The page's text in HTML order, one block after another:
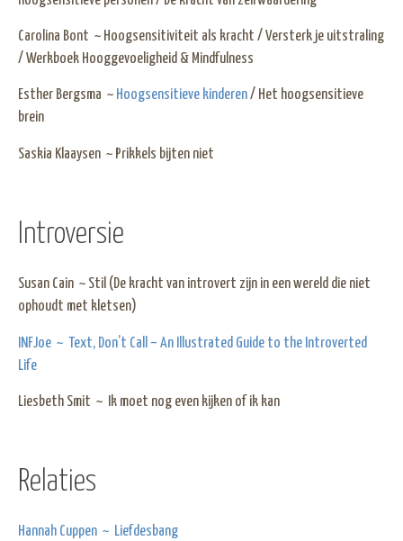
Carolina Bont ~ Hoogsensitiviteit als kracht / Versterk je uitstraling
/ Werkboek Hooggevoeligheid & Mindfulness
Esther Bergsma ~ Hoogsensitieve kinderen/ Het hoogsensitieve
brein
Saskia Klaaysen ~ Prikkels bijten niet
Introversie
Susan Cain ~ Stil (De kracht van introvert zijn in een wereld die niet
ophoudt met kletsen)
INFJoe ~ Text, Don’t Call – An Illustrated Guide to the Introverted
Life
Liesbeth Smit ~ Ik moet nog even kijken of ik kan
Relaties
Hannah Cuppen ~ Liefdesbang